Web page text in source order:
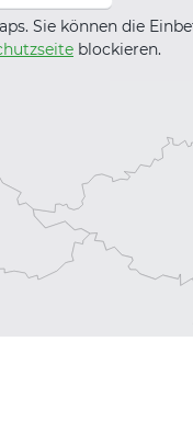
Sie von A wie
wir Sie mit
Experten
Wir setzen uns
die
zuverlässigsten
Teilen unseres
Beitrag für
Sie können die
blockieren.